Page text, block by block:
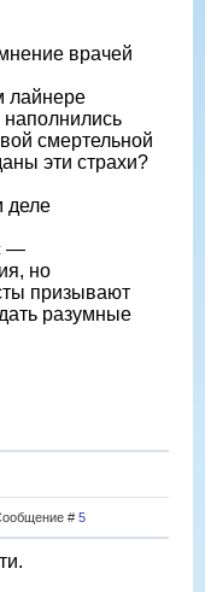
врачей
лайнере
смертельной
эти страхи?
деле
—
но
призывают
разумные
# 5